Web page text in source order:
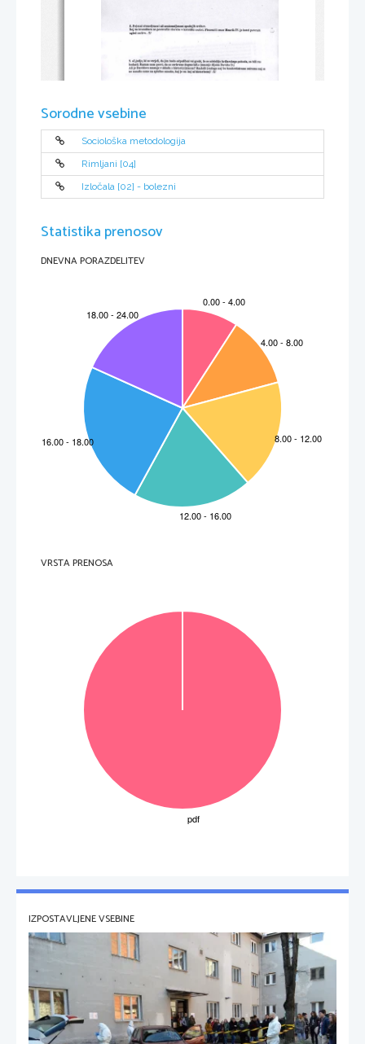
Sorodne vsebine
Sociološka metodologija
Rimljani [04]
Izločala [02] - bolezni
Statistika prenosov
DNEVNA PORAZDELITEV
VRSTA PRENOSA
IZPOSTAVLJENE VSEBINE